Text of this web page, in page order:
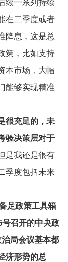
续一系列持续
在二季度或者
降息，这是总
策，比如支持
本市场，大幅
能够实现精准
很充足的，未
验决策层对于
是我还是很有
季度包括未来
足政策工具箱
召开的中央政
局会议基本都
济形势的总